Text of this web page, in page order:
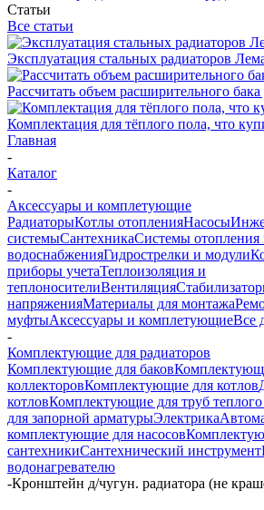
Статьи
Все статьи
Эксплуатация стальных радиаторов
Рассчитать объем расширительного
Комплектация для тёплого пола, что
Главная
-
Каталог
-
Аксессуары и комплетующие
РадиаторыКотлы отопленияНасосы
системыСантехникаСистемы отопления
водоснабженияГидрострелки и модули
приборы учетаТеплоизоляция и
теплоносителиВентиляция
напряженияМатериалы для монтажа
муфтыАксессуары и комплетующиеВсе
-
Комплектующие для радиаторов
Комплектующие для баков
коллекторовКомплектующие для котлов
котловКомплектующие для труб теплого
для запорной арматурыЭлектрика
комплектующие для насосов
сантехникиСантехнический инструмент
водонагревателю
-Кронштейн д/чугун. радиатора (не